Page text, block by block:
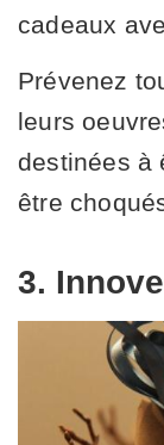
cadeaux
Prévenez
leurs
destinées à
être
3.